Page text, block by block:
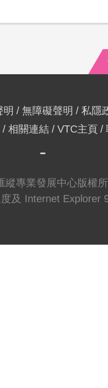
明 無障礙聲明
私隱
相關連結 VTC主頁
縱專業發展中心版權
及 Internet Explorer